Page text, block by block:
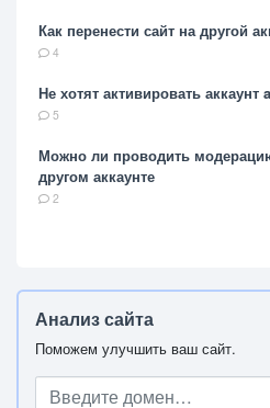
Как перенести сайт на другой
4
Не хотят активировать аккаунт
5
Можно ли проводить
другом аккаунте
2
Анализ сайта
Поможем улучшить ваш сайт.